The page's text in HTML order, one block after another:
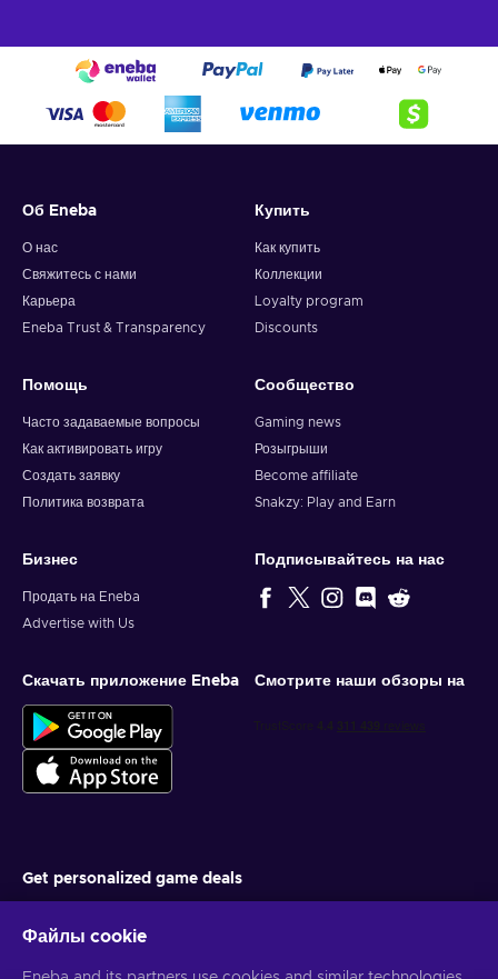
Об Eneba
О нас
Свяжитесь с нами
Карьера
Eneba Trust & Transparency
Купить
Как купить
Коллекции
Loyalty program
Discounts
Помощь
Часто задаваемые вопросы
Как активировать игру
Создать заявку
Политика возврата
Сообщество
Gaming news
Розыгрыши
Become affiliate
Snakzy: Play and Earn
Бизнес
Продать на Eneba
Advertise with Us
Подписывайтесь на нас
Скачать приложение Eneba Смотрите наши обзоры на
Get personalized game deals
Файлы cookie